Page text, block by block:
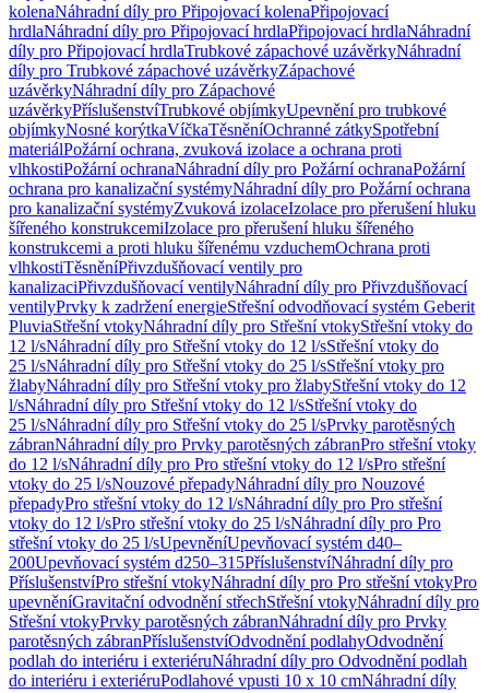
kolenaNáhradní díly pro Připojovací kolenaPřipojovací
hrdlaNáhradní díly pro Připojovací hrdlaPřipojovací hrdlaNáhradní
díly pro Připojovací hrdlaTrubkové zápachové uzávěrkyNáhradní
díly pro Trubkové zápachové uzávěrkyZápachové
uzávěrkyNáhradní díly pro Zápachové
uzávěrkyPříslušenstvíTrubkové objímkyUpevnění pro trubkové
objímkyNosné korýtkaVíčkaTěsněníOchranné zátkySpotřební
materiálPožární ochrana, zvuková izolace a ochrana proti
vlhkostiPožární ochranaNáhradní díly pro Požární ochranaPožární
ochrana pro kanalizační systémyNáhradní díly pro Požární ochrana
pro kanalizační systémyZvuková izolaceIzolace pro přerušení hluku
šířeného konstrukcemiIzolace pro přerušení hluku šířeného
konstrukcemi a proti hluku šířenému vzduchemOchrana proti
vlhkostiTěsněníPřivzdušňovací ventily pro
kanalizaciPřivzdušňovací ventilyNáhradní díly pro Přivzdušňovací
ventilyPrvky k zadržení energieStřešní odvodňovací systém Geberit
PluviaStřešní vtokyNáhradní díly pro Střešní vtokyStřešní vtoky do
12 l/sNáhradní díly pro Střešní vtoky do 12 l/sStřešní vtoky do
25 l/sNáhradní díly pro Střešní vtoky do 25 l/sStřešní vtoky pro
žlabyNáhradní díly pro Střešní vtoky pro žlabyStřešní vtoky do 12
l/sNáhradní díly pro Střešní vtoky do 12 l/sStřešní vtoky do
25 l/sNáhradní díly pro Střešní vtoky do 25 l/sPrvky parotěsných
zábranNáhradní díly pro Prvky parotěsných zábranPro střešní vtoky
do 12 l/sNáhradní díly pro Pro střešní vtoky do 12 l/sPro střešní
vtoky do 25 l/sNouzové přepadyNáhradní díly pro Nouzové
přepadyPro střešní vtoky do 12 l/sNáhradní díly pro Pro střešní
vtoky do 12 l/sPro střešní vtoky do 25 l/sNáhradní díly pro Pro
střešní vtoky do 25 l/sUpevněníUpevňovací systém d40–
200Upevňovací systém d250–315PříslušenstvíNáhradní díly pro
PříslušenstvíPro střešní vtokyNáhradní díly pro Pro střešní vtokyPro
upevněníGravitační odvodnění střechStřešní vtokyNáhradní díly pro
Střešní vtokyPrvky parotěsných zábranNáhradní díly pro Prvky
parotěsných zábranPříslušenstvíOdvodnění podlahyOdvodnění
podlah do interiéru i exteriéruNáhradní díly pro Odvodnění podlah
do interiéru i exteriéruPodlahové vpusti 10 x 10 cmNáhradní díly